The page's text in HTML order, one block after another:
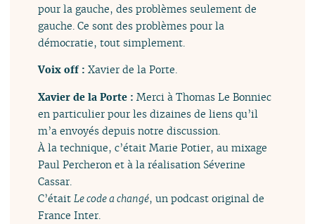
pour la gauche, des problèmes seulement de
gauche. Ce sont des problèmes pour la
démocratie, tout simplement.
Voix off :Xavier de la Porte.
Xavier de la Porte :Merci à Thomas Le Bonniec
en particulier pour les dizaines de liens qu’il
m’a envoyés depuis notre discussion.
À la technique, c’était Marie Potier, au mixage
Paul Percheron et à la réalisation Séverine
Cassar.
C’était Le code a changé, un podcast original de
France Inter.